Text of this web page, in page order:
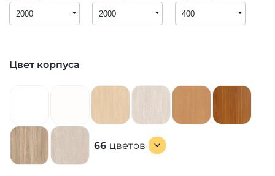
Цвет корпуса
66 цветов